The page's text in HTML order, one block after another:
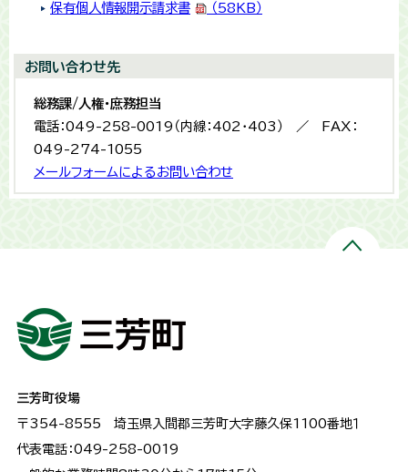
保有個人情報開示請求書 （58KB）
お問い合わせ先
総務課/人権・庶務担当
電話：049-258-0019（内線：402・403） ／ FAX：
049-274-1055
メールフォームによるお問い合わせ
三芳町役場
〒354-8555 埼玉県入間郡三芳町大字藤久保1100番地１
代表電話：049-258-0019